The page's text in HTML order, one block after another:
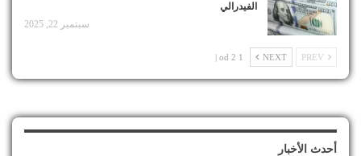
الفيدرالي
سبتمبر 22, 2025
NEXT
1 od 2 |
أحدث الأخبار